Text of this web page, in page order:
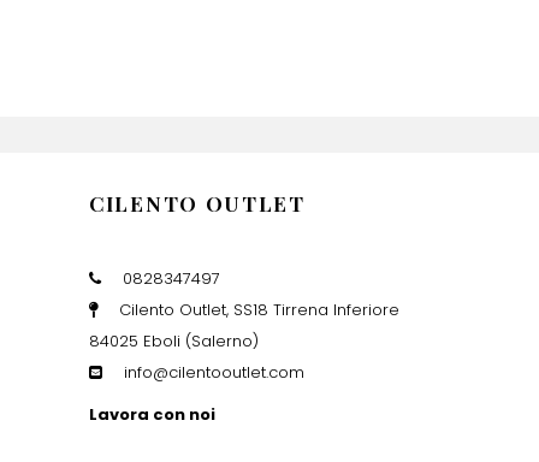
CILENTO OUTLET
0828347497
Cilento Outlet, SS18 Tirrena Inferiore
84025 Eboli (Salerno)
info@cilentooutlet.com
Lavora con noi